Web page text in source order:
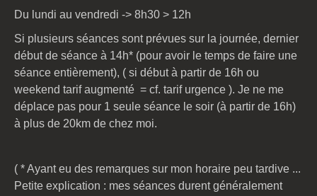
Du lundi au vendredi -> 8h30 > 12h
Si plusieurs séances sont prévues sur la journée, dernier
début de séance à 14h* (pour avoir le temps de faire une
séance entièrement), ( si début à partir de 16h ou
weekend tarif augmenté = cf. tarif urgence ). Je ne me
déplace pas pour 1 seule séance le soir (à partir de 16h)
à plus de 20km de chez moi.
( * Ayant eu des remarques sur mon horaire peu tardive ...
Petite explication : mes séances durent généralement